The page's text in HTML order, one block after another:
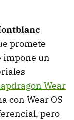
promete
impone un
Wear
con Wear OS
pero